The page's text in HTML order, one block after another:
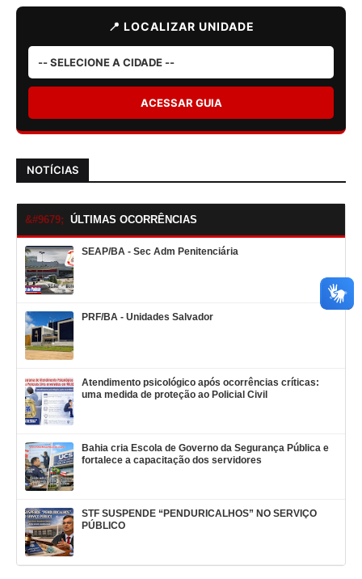
📍 LOCALIZAR UNIDADE
ACESSAR GUIA
NOTÍCIAS
ÚLTIMAS OCORRÊNCIAS
SEAP/BA - Sec Adm Penitenciária
PRF/BA - Unidades Salvador
Atendimento psicológico após ocorrências críticas:
uma medida de proteção ao Policial Civil
Bahia cria Escola de Governo da Segurança Pública e
fortalece a capacitação dos servidores
STF SUSPENDE “PENDURICALHOS” NO SERVIÇO
PÚBLICO